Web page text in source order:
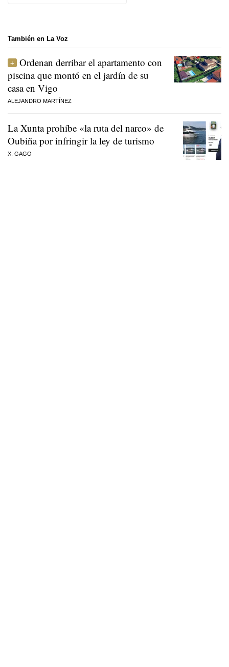
También en La Voz
Ordenan derribar el apartamento con
piscina que montó en el jardín de su
casa en Vigo
ALEJANDRO MARTÍNEZ
La Xunta prohíbe «la ruta del narco» de
Oubiña por infringir la ley de turismo
X. GAGO